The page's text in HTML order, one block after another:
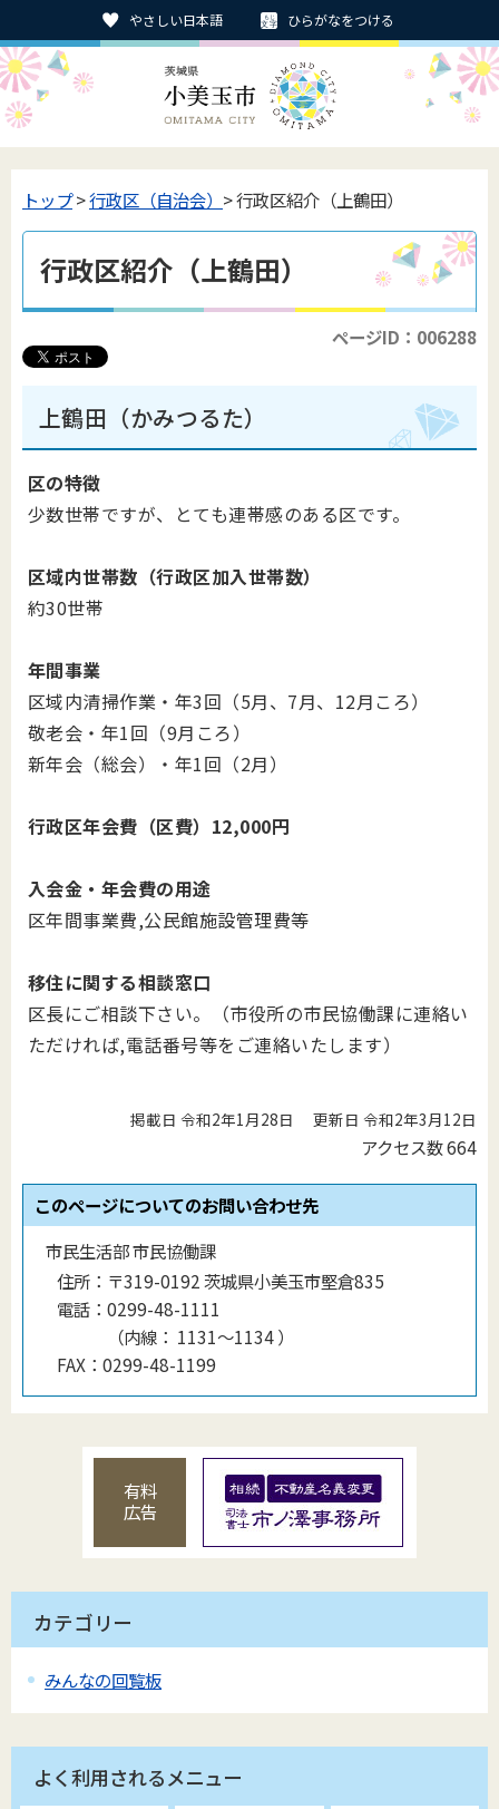
やさしい日本語 ひらがなをつける
トップ>行政区（自治会） > 行政区紹介（上鶴田）
行政区紹介（上鶴田）
ページID：006288
上鶴田（かみつるた）
区の特徴
少数世帯ですが、とても連帯感のある区です。
区域内世帯数（行政区加入世帯数）
約30世帯
年間事業
区域内清掃作業・年3回（5月、7月、12月ころ）
敬老会・年1回（9月ころ）
新年会（総会）・年1回（2月）
行政区年会費（区費）12,000円
入会金・年会費の用途
区年間事業費,公民館施設管理費等
移住に関する相談窓口
区長にご相談下さい。（市役所の市民協働課に連絡い
ただければ,電話番号等をご連絡いたします）
掲載日 令和2年1月28日 更新日 令和2年3月12日
アクセス数664
このページについてのお問い合わせ先
市民生活部 市民協働課
住所： 〒319-0192 茨城県小美玉市堅倉835
電話： 0299-48-1111
（内線 ： 1131〜1134）
FAX： 0299-48-1199
有料
広告
カテゴリー
みんなの回覧板
よく利用されるメニュー